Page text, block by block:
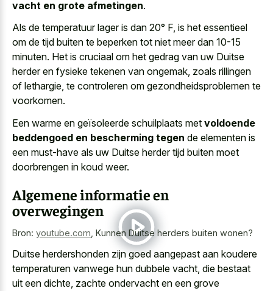
vacht en grote afmetingen.
Als de temperatuur lager is dan 20° F, is het essentieel
om de tijd buiten te beperken tot niet meer dan 10-15
minuten. Het is cruciaal om het gedrag van uw Duitse
herder en fysieke tekenen van ongemak, zoals rillingen
of lethargie, te controleren om gezondheidsproblemen te
voorkomen.
Een warme en geïsoleerde schuilplaats met voldoende
beddengoed en bescherming tegen de elementen is
een must-have als uw Duitse herder tijd buiten moet
doorbrengen in koud weer.
Algemene informatie en
overwegingen
Bron: youtube.com Kunnen Duitse herders buiten wonen?
Duitse herdershonden zijn goed aangepast aan koudere
temperaturen vanwege hun dubbele vacht, die bestaat
uit een dichte, zachte ondervacht en een grove